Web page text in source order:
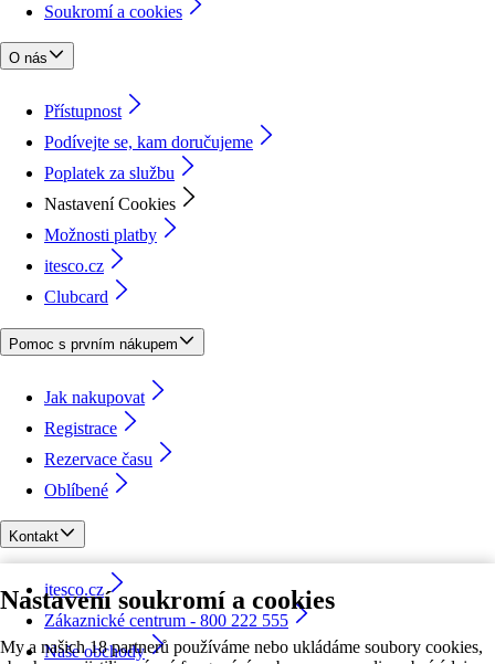
Nastavení soukromí a cookies
My a našich 18 partnerů používáme nebo ukládáme soubory cookies,
Soukromí a cookies
O nás
Přístupnost
Podívejte se, kam doručujeme
Poplatek za službu
Nastavení Cookies
Možnosti platby
itesco.cz
Clubcard
Pomoc s prvním nákupem
Jak nakupovat
Registrace
Rezervace času
Oblíbené
Kontakt
itesco.cz
Zákaznické centrum - 800 222 555
Naše obchody